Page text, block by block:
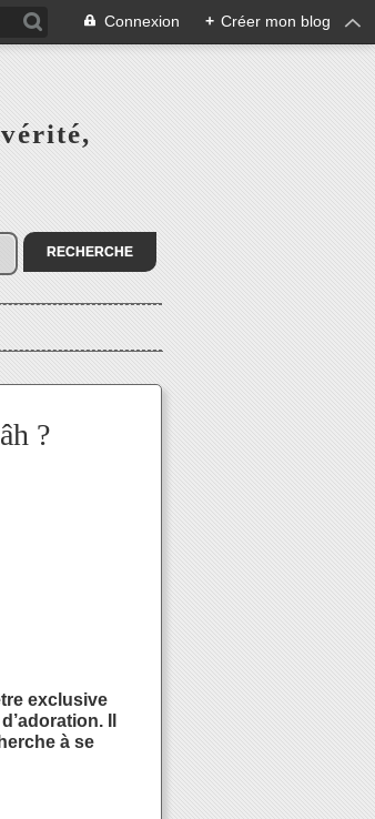
Connexion + Créer mon blog
?
exclusive
Il
à se